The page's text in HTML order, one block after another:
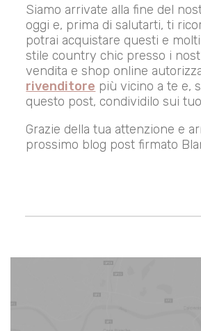
Siamo arrivate alla fine del
oggi e, prima di salutarti, ti
potrai acquistare questi e
stile country chic presso i
vendita e shop online
rivenditore più vicino a te e,
questo post, condividilo sui
Grazie della tua attenzione e
prossimo blog post firmato